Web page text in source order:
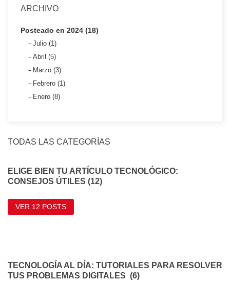
ARCHIVO
Posteado en 2024 (18)
Julio (1)
Abril (5)
Marzo (3)
Febrero (1)
Enero (8)
TODAS LAS CATEGORÍAS
ELIGE BIEN TU ARTÍCULO TECNOLÓGICO:
CONSEJOS ÚTILES (12)
VER 12 POSTS
TECNOLOGÍA AL DÍA: TUTORIALES PARA RESOLVER
TUS PROBLEMAS DIGITALES (6)